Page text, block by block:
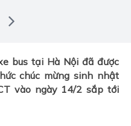
bus tại Hà Nội đã được
chúc mừng sinh nhật
vào ngày 14/2 sắp tới